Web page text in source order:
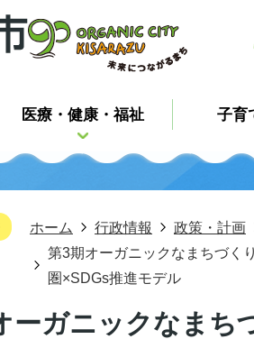
医療・健康・福祉 子育
ホーム 行政情報 政策・計画
第3期オーガニックなまちづく
圏×SDGs推進モデル
ーガニックなまち